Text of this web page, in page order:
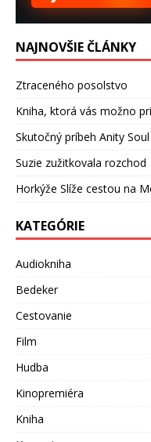
NAJNOVŠIE ČLÁNKY
Ztraceného posolstvo
Kniha, ktorá vás možno
Skutočný príbeh Anity Soul
Suzie zužitkovala rozchod
Horkýže Slíže cestou na
KATEGÓRIE
Audiokniha
Bedeker
Cestovanie
Film
Hudba
Kinopremiéra
Kniha